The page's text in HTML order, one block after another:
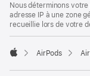
Nous déterminons
adresse IP à une zone
recueillie lors de votre
AirPods